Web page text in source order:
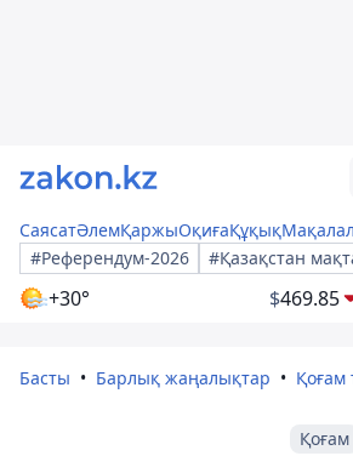
СаясатӘлемҚаржыОқиғаҚұқық
#Референдум-2026
#Қазақстан
+30° $469.85
Басты Барлық жаңалықтар
Қоғам